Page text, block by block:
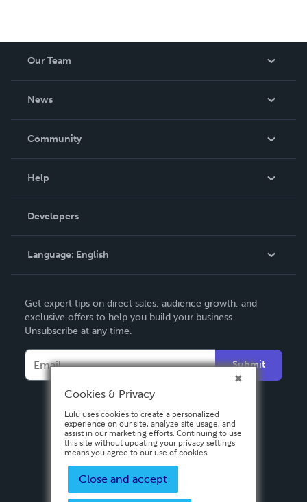
Our Team
News
In The News
Community
Podcast
Help
Order Lookup
Knowledge Base
Contact Support
Developers
Language: English
Deutsch
Français
Español
Get expert tips on direct sales, audience growth, and
exclusive offers to help you build your business.
Unsubscribe at any time.
Submit
Cookies & Privacy
Lulu uses cookies to create a personalized
experience on our site, analyze site usage, and
assist in our marketing efforts. Continuing to use
this site without updating your privacy settings
means you agree to our use of cookies.
Close and accept